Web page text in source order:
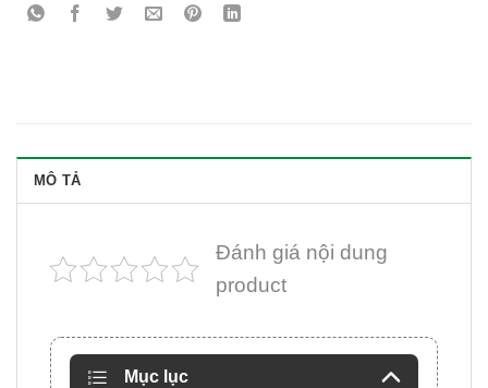
MÔ TẢ
Đánh giá nội dung
product
Mục lục